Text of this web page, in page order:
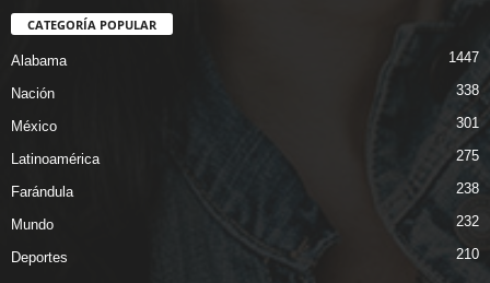
CATEGORÍA POPULAR
Alabama 1447
Nación 338
México 301
Latinoamérica 275
Farándula 238
Mundo 232
Deportes 210